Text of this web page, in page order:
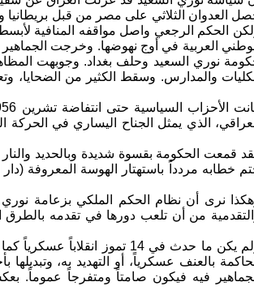
العربية في أوج نهوضها. وخرجت
نوري السعيد وحلف بغداد. وجوبهت
والمدارس. وسقط الكثير من
قمعت الحكومة بقسوة شديدة وبالحديد
خطابه مردداً باستهتار الهوسة المعروفة
نرى أن نظام الحكم الملكي بزعامة
من أن تلعب دورها في تقدمه بالطرق
ولم يكن ما حدث في 14 تموز
بالعنف عسكرياً، أو التهديد به،
فيه فيكون صامتاً ومتفرجاً عموماً.